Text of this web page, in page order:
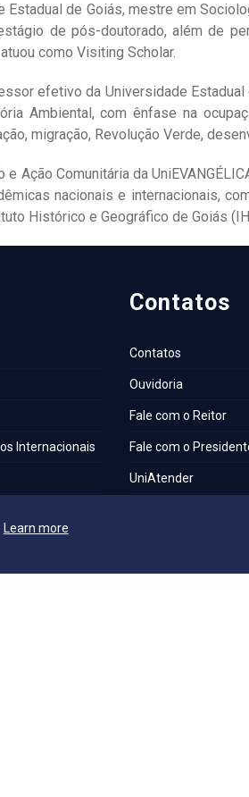
Learn more
de Goiás, mestre em
de pós-doutorado, além de
como Visiting Scholar.
efetivo da Universidade
Ambiental, com ênfase na
migração, Revolução Verde,
Ação Comunitária da
nacionais e internacionais,
Histórico e Geográfico de Goiás
Internacionais
Contatos
Contatos
Ouvidoria
Fale com o Reitor
Fale com o
UniAtender